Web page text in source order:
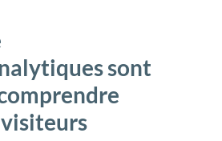
sont